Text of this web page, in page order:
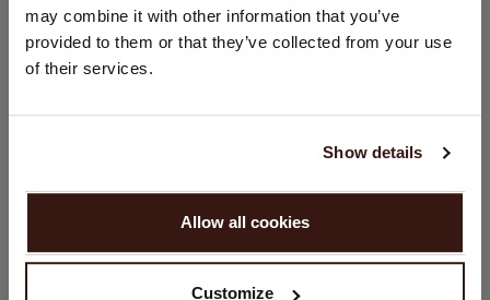
may combine it with other information that you’ve
provided to them or that they’ve collected from your use
of their services.
Show details
Allow all cookies
Customize
07/09/26
Repeat cashmere zelf was uitstekend
klantenservice. Helaas is de bezorgservice die gebruikt
onbekende reden wordt geretourneerd zonder dat het is
Comments (1)
Verenigde Staten ($)
GA VERDER